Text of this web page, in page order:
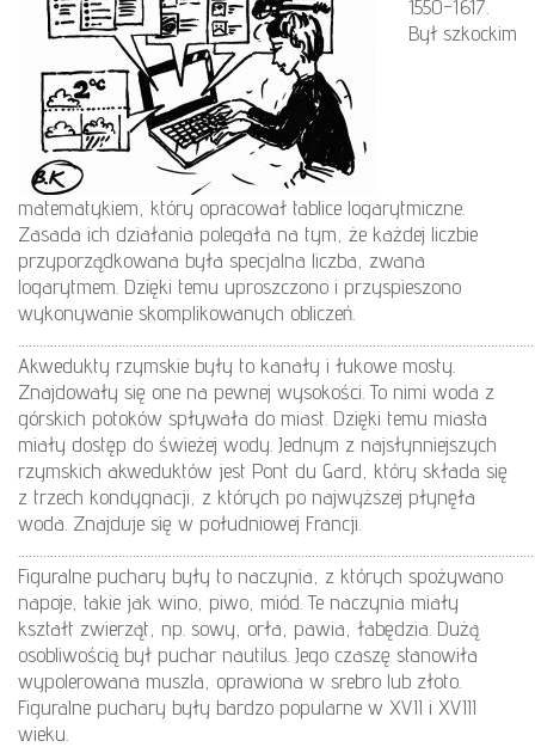
1550-1617.
Był szkockim
matematykiem, który opracował tablice logarytmiczne.
Zasada ich działania polegała na tym, że każdej liczbie
przyporządkowana była specjalna liczba, zwana
logarytmem. Dzięki temu uproszczono i przyspieszono
wykonywanie skomplikowanych obliczeń.
Akwedukty rzymskie były to kanały i łukowe mosty.
Znajdowały się one na pewnej wysokości. To nimi woda z
górskich potoków spływała do miast. Dzięki temu miasta
miały dostęp do świeżej wody. Jednym z najsłynniejszych
rzymskich akweduktów jest Pont du Gard, który składa się
z trzech kondygnacji, z których po najwyższej płynęła
woda. Znajduje się w południowej Francji.
Figuralne puchary były to naczynia, z których spożywano
napoje, takie jak wino, piwo, miód. Te naczynia miały
kształt zwierząt, np. sowy, orła, pawia, łabędzia. Dużą
osobliwością był puchar nautilus. Jego czaszę stanowiła
wypolerowana muszla, oprawiona w srebro lub złoto.
Figuralne puchary były bardzo popularne w XVII i XVIII
wieku.